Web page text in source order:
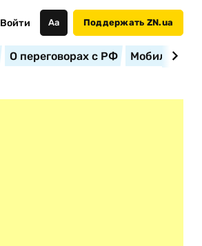
Войти Аа Поддержать ZN.ua
О переговорах с РФ